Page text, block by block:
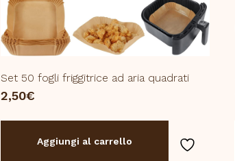
Set 50 fogli friggitrice ad aria quadrati
2,50€
Aggiungi al carrello